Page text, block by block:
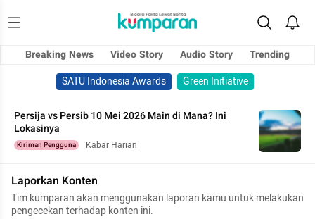
Breaking News Video Story Audio Story
Trending
SATU Indonesia Awards
Green Initiative
Persija vs Persib 10 Mei 2026 Main di Mana? Ini
Lokasinya
Kiriman Pengguna Kabar Harian
Laporkan Konten
Tim kumparan akan menggunakan laporan kamu untuk melakukan
pengecekan terhadap konten ini.